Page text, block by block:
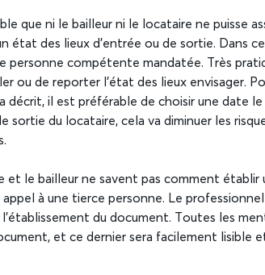
que ni le bailleur ni le locataire ne puisse
état des lieux d’entrée ou de sortie. Dans
personne compétente mandatée. Très
ou de reporter l’état des lieux envisager.
a décrit, il est préférable de choisir une date
sortie du locataire, cela va diminuer les
et le bailleur ne savent pas comment établir
à une tierce personne. Le
du document. Toutes les
et ce dernier sera facilement lisible